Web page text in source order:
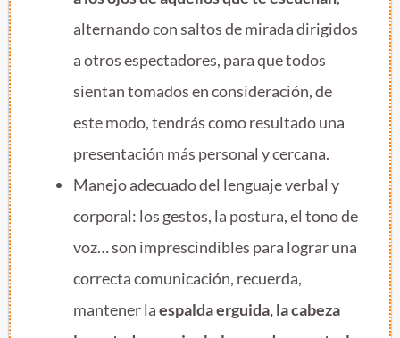
alternando con saltos de mirada dirigidos
a otros espectadores, para que todos
sientan tomados en consideración, de
este modo, tendrás como resultado una
presentación más personal y cercana.
Manejo adecuado del lenguaje verbal y
corporal: los gestos, la postura, el tono de
voz… son imprescindibles para lograr una
correcta comunicación, recuerda,
mantener laespalda erguida, la cabeza